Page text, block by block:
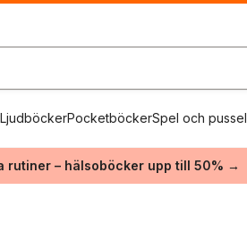
LjudböckerPocketböckerSpel och pussel
rutiner – hälsoböcker upp till 50% →